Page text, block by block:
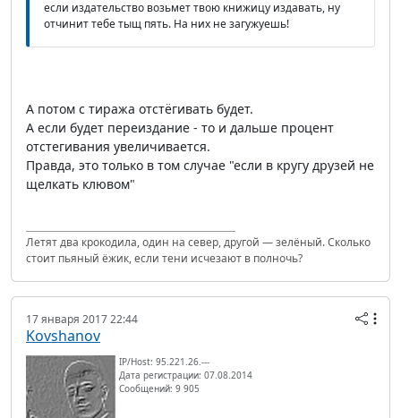
если издательство возьмет твою книжицу издавать, ну
отчинит тебе тыщ пять. На них не загужуешь!
А потом с тиража отстёгивать будет.
А если будет переиздание - то и дальше процент
отстегивания увеличивается.
Правда, это только в том случае "если в кругу друзей не
щелкать клювом"
Летят два крокодила, один на север, другой — зелёный. Сколько
стоит пьяный ёжик, если тени исчезают в полночь?
17 января 2017 22:44
Kovshanov
IP/Host: 95.221.26.---
Дата регистрации: 07.08.2014
Сообщений: 9 905